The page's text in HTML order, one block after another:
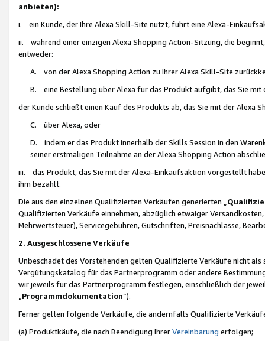
anbieten):
i. ein Kunde, der Ihre Alexa Skill-Site nutzt, führt eine Alexa-
ii. während einer einzigen Alexa Shopping Action-Sitzung, die
entweder:
A. von der Alexa Shopping Action zu Ihrer Alexa Skill-Site
B. eine Bestellung über Alexa für das Produkt aufgibt, das Sie mit
der Kunde schließt einen Kauf des Produkts ab, das Sie mit der Alexa
C. über Alexa, oder
D. indem er das Produkt innerhalb der Skills Session in den
seiner erstmaligen Teilnahme an der Alexa Shopping Action
iii. das Produkt, das Sie mit der Alexa-Einkaufsaktion vorgestellt
ihm bezahlt.
Die aus den einzelnen Qualifizierten Verkäufen generierten „
Qualifizierten Verkäufe einnehmen, abzüglich etwaiger
Mehrwertsteuer), Servicegebühren, Gutschriften, Preisnachlässe,
2. Ausgeschlossene Verkäufe
Unbeschadet des Vorstehenden gelten Qualifizierte Verkäufe nicht
Vergütungskatalog für das Partnerprogramm oder andere
wir jeweils für das Partnerprogramm festlegen, einschließlich der
Programmdokumentation“).
Ferner gelten folgende Verkäufe, die andernfalls Qualifizierte
(a) Produktkäufe, die nach Beendigung IhrerVereinbarung erfolgen;